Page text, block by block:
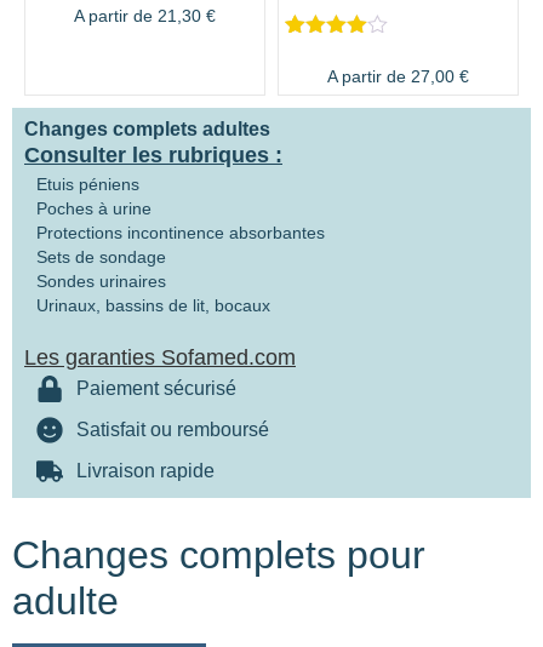
Changes complets adultes
Consulter les rubriques :
Etuis péniens
Poches à urine
Protections incontinence absorbantes
Sets de sondage
Sondes urinaires
Urinaux, bassins de lit, bocaux
Les garanties Sofamed.com
Paiement sécurisé
Satisfait ou remboursé
Livraison rapide
A partir de 21,30 €
sur 5
basé sur
notations
A partir de 27,00 €
Changes complets pour
adulte